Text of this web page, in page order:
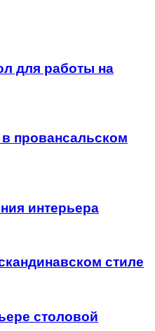
для работы на
провансальском
интерьера
стиле
столовой